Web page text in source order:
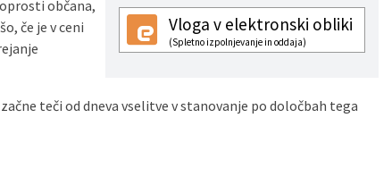
Vloga v elektronski obliki
(Spletno izpolnjevanje in oddaja)
občana,
če je v ceni
teči od dneva vselitve v stanovanje po določbah tega